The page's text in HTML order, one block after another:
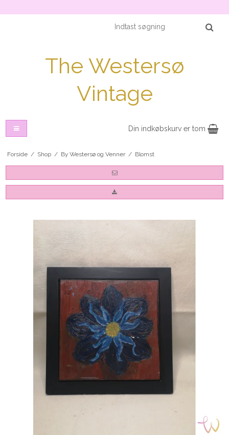
The Westersø
Vintage
Din indkøbskurv er tom
Forside / Shop / By Westersø og Venner / Blomst